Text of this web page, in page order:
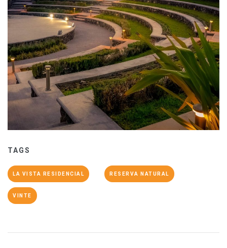
TAGS
LA VISTA RESIDENCIAL RESERVA NATURAL
VINTE